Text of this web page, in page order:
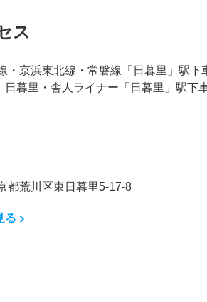
ス
・京浜東北線・常磐線「日暮里」駅
日暮里・舎人ライナー「日暮里」駅
都荒川区東日暮里5-17-8
る